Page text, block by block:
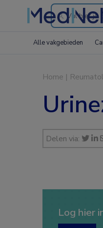
Search
the
Alle vakgebieden
Home |
Delen via:
Log hier